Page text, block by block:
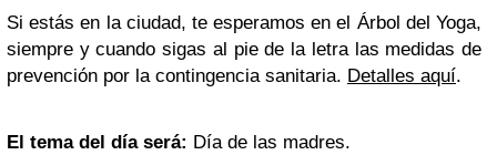
Si estás en la ciudad, te esperamos en el Árbol del Yoga,
siempre y cuando sigas al pie de la letra las medidas de
prevención por la contingencia sanitaria. Detalles aquí.
El tema del día será: Día de las madres.